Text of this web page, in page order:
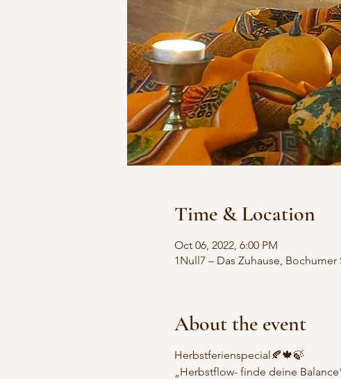
Time & Location
Oct 06, 2022, 6:00 PM
1Null7 – Das Zuhause,
About the event
Herbstferienspecial🍂🍁🍃
„Herbstflow- finde deine